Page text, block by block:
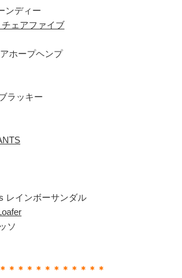
ンディー
ェアファイブ
ホープヘンプ
ラッキー
レインボーサンダル
ソ
＊＊＊＊＊＊＊＊＊＊＊